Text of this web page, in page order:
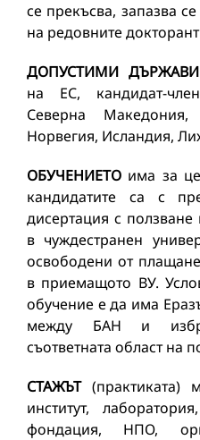
се прекъсва, запазва
на редовните
ДОПУСТИМИ
на ЕС, кандидат-
Северна
Норвегия, Исландия,
ОБУЧЕНИЕТО има за
кандидатите са с
дисертация с
в чуждестранен
освободени от
в приемащото ВУ.
обучение е да има
между БАН и
съответната област на
СТАЖЪТ(практиката)
институт,
фондация, НПО,